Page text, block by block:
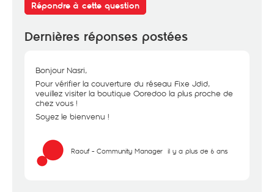
Répondre à cette question
Dernières réponses postées
Bonjour Nasri,
Pour vérifier la couverture du réseau Fixe Jdid,
veuillez visiter la boutique Ooredoo la plus proche de
chez vous !
Soyez le bienvenu !
Raouf - Community Manager il y a plus de 6 ans